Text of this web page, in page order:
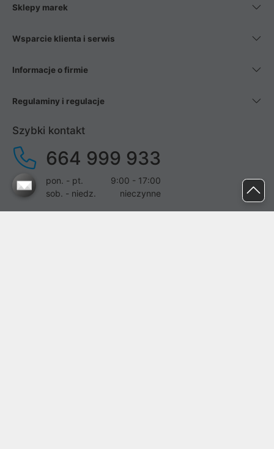
Sklepy marek
Wsparcie klienta i serwis
Informacje o firmie
Regulaminy i regulacje
Szybki kontakt
664 999 933
pon. - pt.
9:00 - 17:00
sob. - niedz.
nieczynne